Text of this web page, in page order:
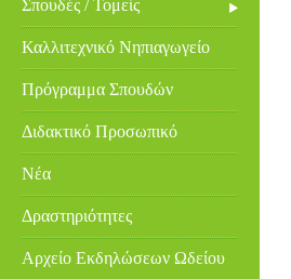
Σπουδές / Τομείς
Καλλιτεχνικό Νηπιαγωγείο
Πρόγραμμα Σπουδών
Διδακτικό Προσωπικό
Νέα
Δραστηριότητες
Αρχείο Εκδηλώσεων Ωδείου